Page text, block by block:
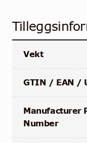
Vekt
GTIN / EAN /
Manufacturer
Number